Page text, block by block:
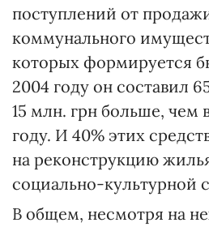
поступлений от
коммунального
которых формируется
2004 году он составил
15 млн. грн больше,
году. И 40% этих
на реконструкцию
социально-культурной
В общем, несмотря на